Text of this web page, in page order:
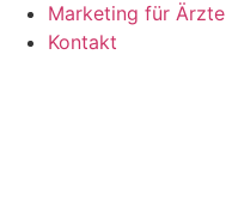
Marketing für Ärzte
Kontakt